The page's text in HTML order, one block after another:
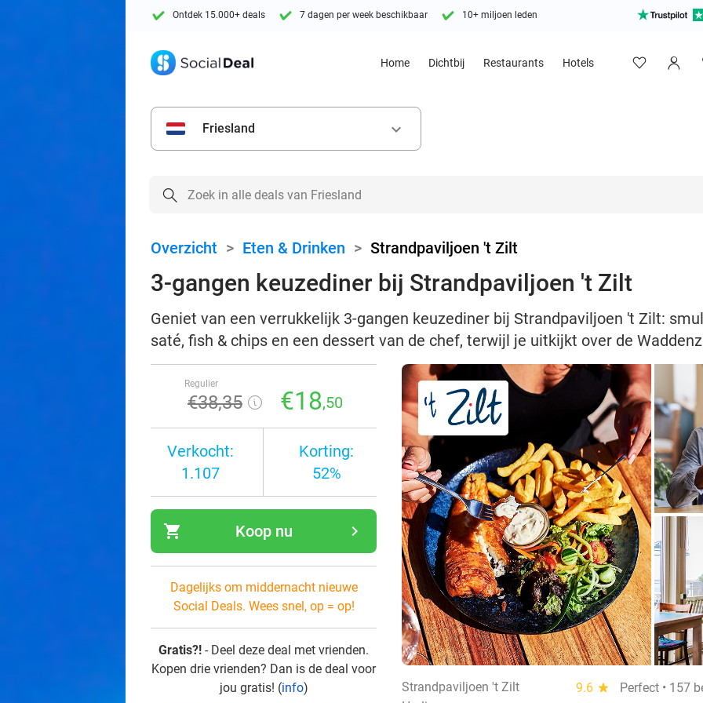
Ontdek 15.000+ deals 7 dagen per week beschikbaar 10+ miljoen leden
Home Dichtbij Restaurants Hotels
Friesland keyboard_arrow_down
Overzicht > Eten & Drinken > Strandpaviljoen 't Zilt
3-gangen keuzediner bij Strandpaviljoen 't Zilt
Geniet van een verrukkelijk 3-gangen keuzediner bij Strandpaviljoen 't Zilt:
saté, fish & chips en een dessert van de chef, terwijl je uitkijkt over de
Regulier
€38,35 €18,50
Verkocht:
1.107
Korting:
52%
shopping_cart navigate_next
Koop nu
Dagelijks om middernacht nieuwe
Social Deals. Wees snel, op = op!
Gratis?! - Deel deze deal met vrienden.
Kopen drie vrienden? Dan is de deal voor
jou gratis! (info) Strandpaviljoen 't Zilt 9.6 star
Perfect • 157